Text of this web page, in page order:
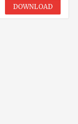
DOWNLOAD